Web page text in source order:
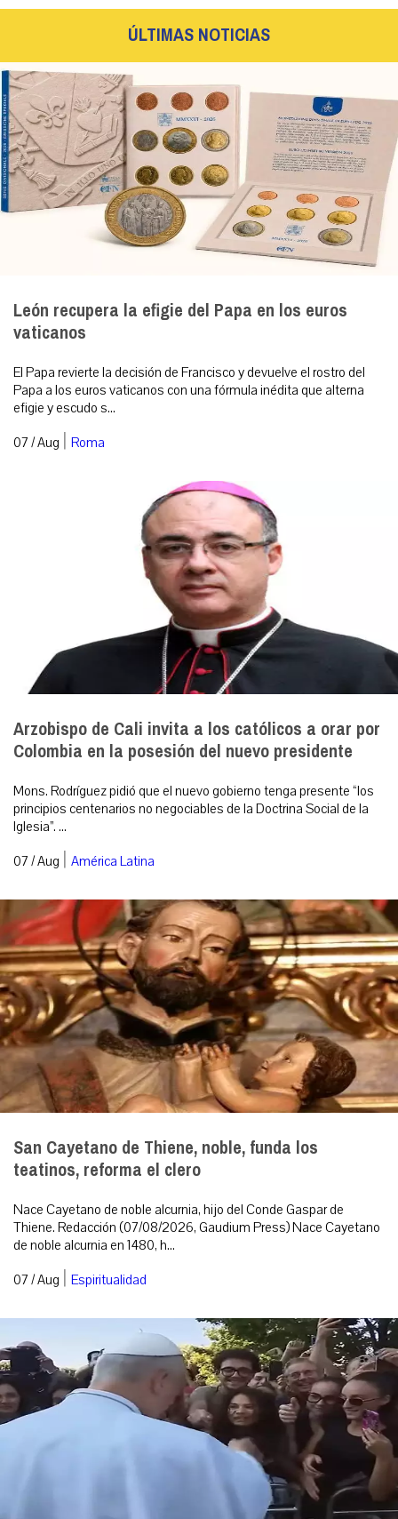
ÚLTIMAS NOTICIAS
León recupera la efigie del Papa en los euros
vaticanos
El Papa revierte la decisión de Francisco y devuelve el rostro del
Papa a los euros vaticanos con una fórmula inédita que alterna
efigie y escudo s...
07 / Aug | Roma
Arzobispo de Cali invita a los católicos a orar por
Colombia en la posesión del nuevo presidente
Mons. Rodríguez pidió que el nuevo gobierno tenga presente “los
principios centenarios no negociables de la Doctrina Social de la
Iglesia”. ...
07 / Aug | América Latina
San Cayetano de Thiene, noble, funda los
teatinos, reforma el clero
Nace Cayetano de noble alcurnia, hijo del Conde Gaspar de
Thiene. Redacción (07/08/2026, Gaudium Press) Nace Cayetano
de noble alcurnia en 1480, h...
07 / Aug | Espiritualidad